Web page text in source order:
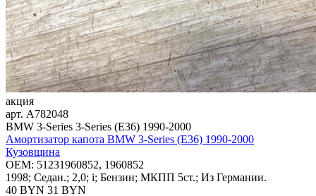
акция
арт. A782048
BMW 3-Series 3-Series (E36) 1990-2000
Амортизатор капота BMW 3-Series (E36) 1990-2000
Кузовщина
OEM: 51231960852, 1960852
1998; Седан.; 2,0; i; Бензин; МКПП 5ст.; Из Германии.
40 BYN 31 BYN